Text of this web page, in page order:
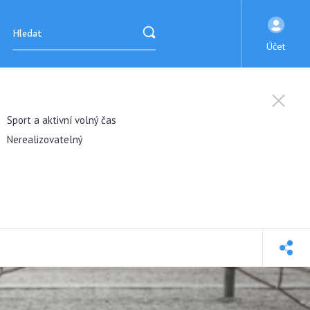
Účet
Sport a aktivní volný čas
Nerealizovatelný